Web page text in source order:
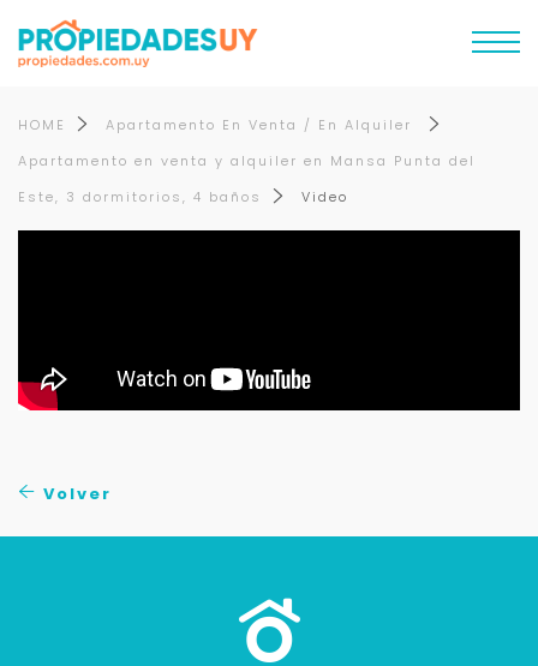
HOME
Apartamento En Venta / En Alquiler
Apartamento en venta y alquiler en Mansa Punta del
Este, 3 dormitorios, 4 baños
Video
Volver